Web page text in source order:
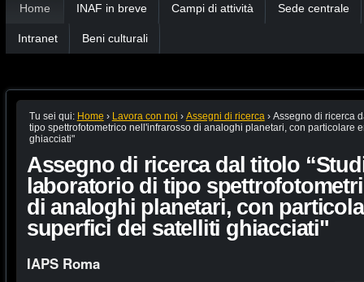
Home INAF in breve Campi di attività Sede centrale
Intranet Beni culturali
Tu sei qui: Home › Lavora con noi › Assegni di ricerca › Assegno di ricerca
tipo spettrofotometrico nell'infrarosso di analoghi planetari, con particolare
ghiacciati"
Assegno di ricerca dal titolo
laboratorio di tipo
di analoghi planetari, con
superfici dei satelliti ghiacciati"
IAPS Roma